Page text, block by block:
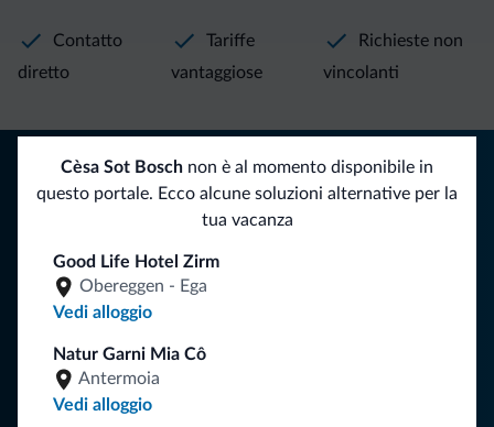
Cèsa Sot Bosch non è al momento disponibile in
questo portale. Ecco alcune soluzioni alternative per la
tua vacanza
Good Life Hotel Zirm
Obereggen - Ega
Vedi alloggio
Natur Garni Mia Cô
Antermoia
Vedi alloggio
Contatto
diretto
Tariffe
vantaggiose
Richieste non
vincolanti
Consigli dalle Dolomiti
Riceverai informazioni, offerte esclusive e news per la tua